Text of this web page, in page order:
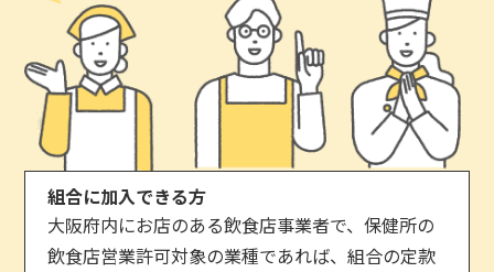
組合に加入できる方
大阪府内にお店のある飲食店事業者で、保健所の
飲食店営業許可対象の業種であれば、組合の定款